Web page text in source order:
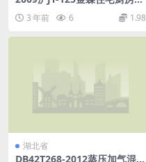
3 年前 6 1.98
湖北省
DB42T268-2012蒸压加气混凝